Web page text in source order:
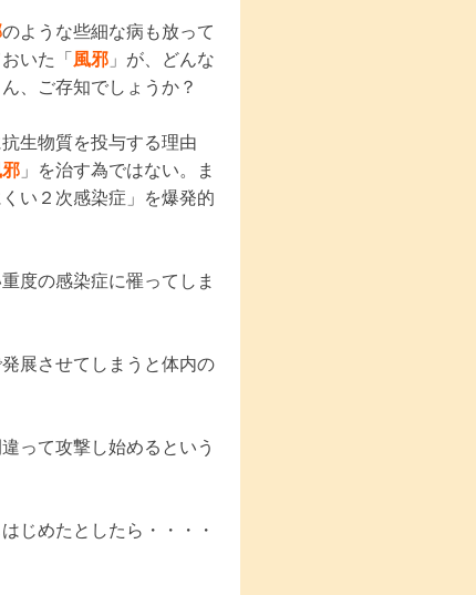
のような些細な病も放って
いた「 風邪 」が、どんな
、ご存知でしょうか？
生物質を投与する理由
」を治す為ではない。ま
い２次感染症」を爆発的
度の感染症に罹ってしま
展させてしまうと体内の
って攻撃し始めるという
じめたとしたら・・・・